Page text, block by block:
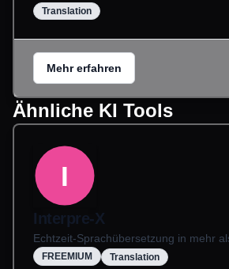
Translation
Mehr erfahren
Ähnliche KI Tools
I
Interpre-X
Echtzeit-Sprachübersetzung in mehr
FREEMIUM Translation